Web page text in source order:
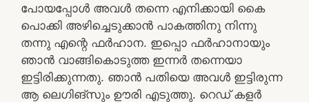
പോയപ്പോൾ അവൾ തന്നെ എനിക്കായി കൈ
പൊക്കി അഴിച്ചെടുക്കാൻ പാകത്തിനു നിന്നു
തന്നു എന്റെ ഫർഹാന. ഇപ്പൊ ഫർഹാനായും
ഞാൻ വാങ്ങികൊടുത്ത ഇന്നർ തന്നെയാ
ഇട്ടിരിക്കുന്നതു. ഞാൻ പതിയെ അവൾ ഇട്ടിരുന്ന
ആ ലെഗിങ്‌സും ഊരി എടുത്തു. റെഡ് കളർ